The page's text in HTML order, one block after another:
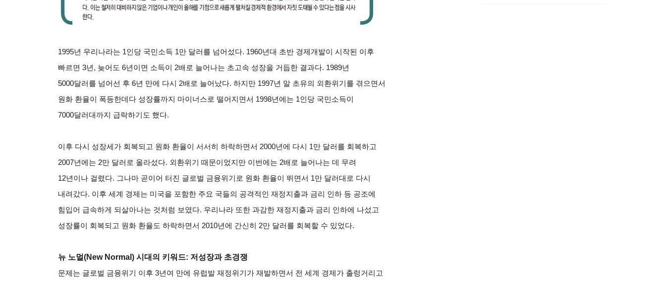
1995년 우리나라는 1인당 국민소득 1만 달러를 넘어섰다. 1960년대 초반 경제개발이 시작된 이후
빠르면 3년, 늦어도 6년이면 소득이 2배로 늘어나는 초고속 성장을 거듭한 결과다. 1989년
5000달러를 넘어선 후 6년 만에 다시 2배로 늘어났다. 하지만 1997년 말 초유의 외환위기를 겪으면서
원화 환율이 폭등한데다 성장률까지 마이너스로 떨어지면서 1998년에는 1인당 국민소득이
7000달러대까지 급락하기도 했다.
이후 다시 성장세가 회복되고 원화 환율이 서서히 하락하면서 2000년에 다시 1만 달러를 회복하고
2007년에는 2만 달러로 올라섰다. 외환위기 때문이었지만 이번에는 2배로 늘어나는 데 무려
12년이나 걸렸다. 그나마 곧이어 터진 글로벌 금융위기로 원화 환율이 뛰면서 1만 달러대로 다시
내려갔다. 이후 세계 경제는 미국을 포함한 주요 국들의 공격적인 재정지출과 금리 인하 등 공조에
힘입어 급속하게 되살아나는 것처럼 보였다. 우리나라 또한 과감한 재정지출과 금리 인하에 나섰고
성장률이 회복되고 원화 환율도 하락하면서 2010년에 간신히 2만 달러를 회복할 수 있었다.
뉴 노멀(New Normal) 시대의 키워드: 저성장과 초경쟁
문제는 글로벌 금융위기 이후 3년여 만에 유럽발 재정위기가 재발하면서 전 세계 경제가 출렁거리고